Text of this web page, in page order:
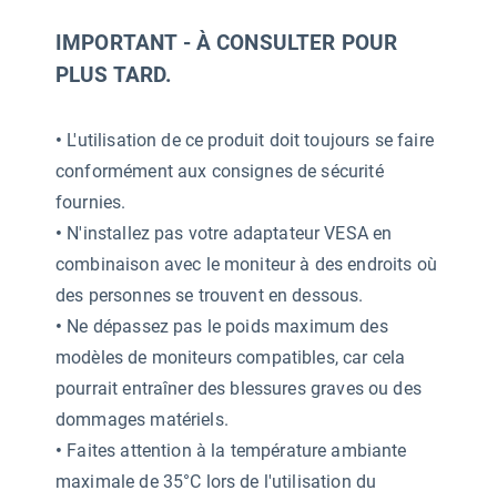
IMPORTANT - À CONSULTER POUR
PLUS TARD.
• L'utilisation de ce produit doit toujours se faire
conformément aux consignes de sécurité
fournies.
• N'installez pas votre adaptateur VESA en
combinaison avec le moniteur à des endroits où
des personnes se trouvent en dessous.
• Ne dépassez pas le poids maximum des
modèles de moniteurs compatibles, car cela
pourrait entraîner des blessures graves ou des
dommages matériels.
• Faites attention à la température ambiante
maximale de 35°C lors de l'utilisation du